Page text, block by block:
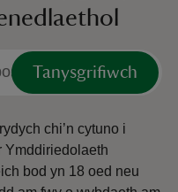
Tanysgrifiwch
chi’n cytuno i
Ymddiriedolaeth
bod yn 18 oed neu